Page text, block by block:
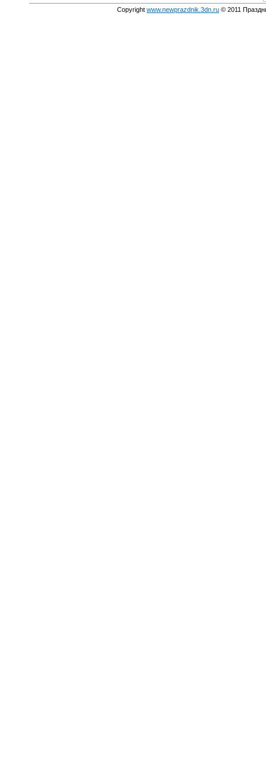
Copyright www.newprazdnik.3dn.ru © 2011